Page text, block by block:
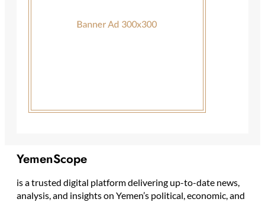
YemenScope
is a trusted digital platform delivering up-to-date news,
analysis, and insights on Yemen’s political, economic, and